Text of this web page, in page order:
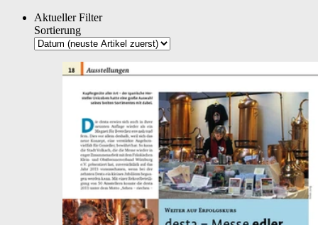
Aktueller Filter
Sortierung